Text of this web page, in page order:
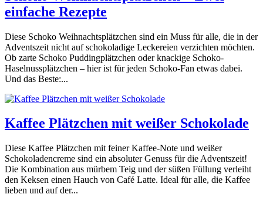
einfache Rezepte
Diese Schoko Weihnachtsplätzchen sind ein Muss für alle, die in der
Adventszeit nicht auf schokoladige Leckereien verzichten möchten.
Ob zarte Schoko Puddingplätzchen oder knackige Schoko-
Haselnussplätzchen – hier ist für jeden Schoko-Fan etwas dabei.
Und das Beste:...
Kaffee Plätzchen mit weißer Schokolade
Diese Kaffee Plätzchen mit feiner Kaffee-Note und weißer
Schokoladencreme sind ein absoluter Genuss für die Adventszeit!
Die Kombination aus mürbem Teig und der süßen Füllung verleiht
den Keksen einen Hauch von Café Latte. Ideal für alle, die Kaffee
lieben und auf der...